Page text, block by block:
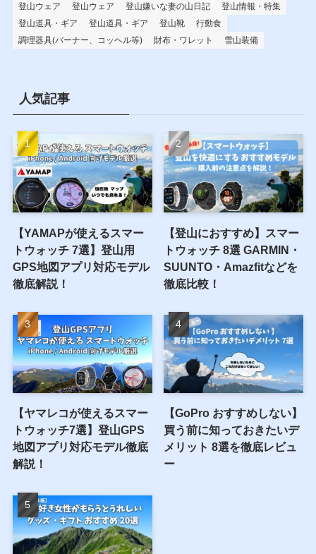
登山ウェア
登山ウェア 登山嫌いな妻の山日記
登山情報・特集
登山道具・ギア
登山道具・ギア 登山靴
行動食
調理器具(バーナー、コッヘル等)
財布・ワレット 雪山装備
人気記事
【YAMAPが使えるスマー
トウォッチ 7選】登山用
GPS地図アプリ対応モデル
徹底解説！
【登山におすすめ】スマー
トウォッチ 8選 GARMIN・
SUUNTO・Amazfitなどを
徹底比較！
【ヤマレコが使えるスマー
トウォッチ7選】登山GPS
地図アプリ対応モデル徹底
解説！
【GoPro おすすめしない】
買う前に知っておきたいデ
メリット 8選を徹底レビュ
ー